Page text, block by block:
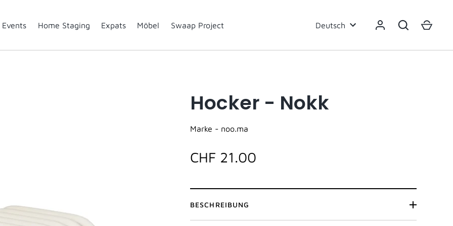
Events Home Staging Expats Möbel Swaap Project Sprache
Deutsch
Hocker - Nokk
Marke - noo.ma
CHF 21.00
BESCHREIBUNG